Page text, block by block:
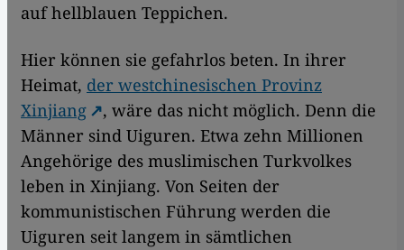
auf hellblauen Teppichen.
Hier können sie gefahrlos beten. In ihrer
Heimat, der westchinesischen Provinz
Xinjiang
, wäre das nicht möglich. Denn die
Männer sind Uiguren. Etwa zehn Millionen
Angehörige des muslimischen Turkvolkes
leben in Xinjiang. Von Seiten der
kommunistischen Führung werden die
Uiguren seit langem in sämtlichen